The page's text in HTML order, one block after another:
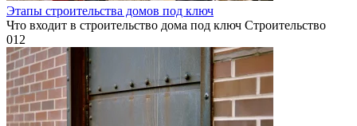
Этапы строительства домов под ключ
Что входит в строительство дома под ключ Строительство
012